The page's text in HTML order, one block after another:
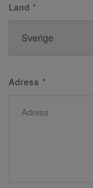
Land *
Adress *